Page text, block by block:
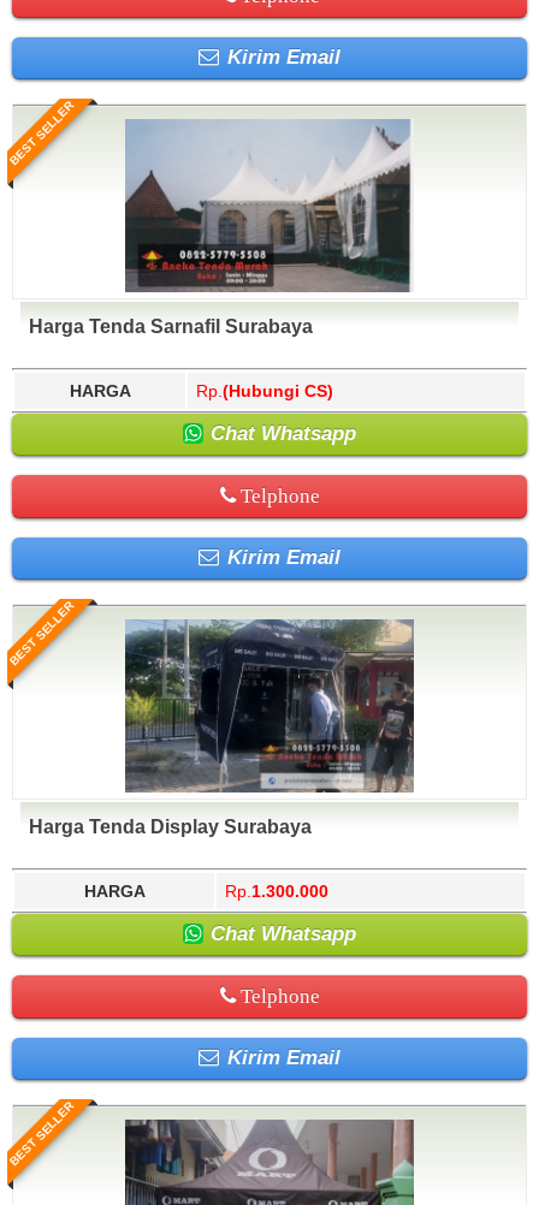
Kirim Email
BEST SELLER
Harga Tenda Sarnafil Surabaya
HARGA Rp. (Hubungi CS)
Chat Whatsapp
Telphone
Kirim Email
BEST SELLER
Harga Tenda Display Surabaya
HARGA Rp. 1.300.000
Chat Whatsapp
Telphone
Kirim Email
BEST SELLER